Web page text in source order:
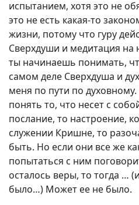
испытанием, хотя это не
это не есть какая-то
жизни, потому что гуру
Сверхдуши и медитация на
ты начинаешь понимать,
самом деле Сверхдуша и
меня по пути по духовному.
понять то, что несет с
послание, то настроение,
служении Кришне, то
быть. Но если они все же
попытаться с ним
осталось веры, то тогда …
было…) Может ее не было.